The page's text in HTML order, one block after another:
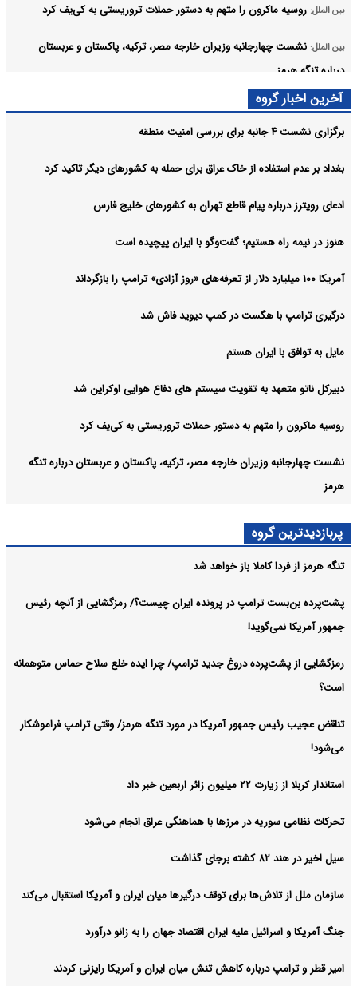
بین الملل: روسیه ماکرون را متهم به دستور حملات تروریستی به کی‌یف کرد
بین الملل: نشست چهارجانبه وزیران خارجه مصر، ترکیه، پاکستان و عربستان
درباره تنگه هرمز
آخرین اخبار گروه
برگزاری نشست ۴ جانبه برای بررسی امنیت منطقه
بغداد بر عدم استفاده از خاک عراق برای حمله به کشورهای دیگر تاکید کرد
ادعای رویترز درباره پیام قاطع تهران به کشورهای خلیج فارس
هنوز در نیمه راه هستیم؛ گفت‌وگو با ایران پیچیده است
آمریکا ۱۰۰ میلیارد دلار از تعرفه‌های «روز آزادی» ترامپ را بازگرداند
درگیری ترامپ با هگست در کمپ دیوید فاش شد
مایل به توافق با ایران هستم
دبیرکل ناتو متعهد به تقویت سیستم های دفاع هوایی اوکراین شد
روسیه ماکرون را متهم به دستور حملات تروریستی به کی‌یف کرد
نشست چهارجانبه وزیران خارجه مصر، ترکیه، پاکستان و عربستان درباره تنگه
هرمز
پربازدیدترین گروه
تنگه هرمز از فردا کاملا باز خواهد شد
پشت‌پرده بن‌بست ترامپ در پرونده ایران چیست؟/ رمزگشایی از آنچه رئیس
جمهور آمریکا نمی‌گوید!
رمزگشایی از پشت‌پرده دروغ جدید ترامپ/ چرا ایده خلع سلاح حماس متوهمانه
است؟
تناقض عجیب رئیس جمهور آمریکا در مورد تنگه هرمز/ وقتی ترامپ فراموشکار
می‌شود!
استاندار کربلا از زیارت ۲۲ میلیون زائر اربعین خبر داد
تحرکات نظامی سوریه در مرزها با هماهنگی عراق انجام می‌شود
سیل اخیر در هند ۸۲ کشته برجای گذاشت
سازمان ملل از تلاش‌ها برای توقف درگیرها میان ایران و آمریکا استقبال می‌کند
جنگ آمریکا و اسرائیل علیه ایران اقتصاد جهان را به زانو درآورد
امیر قطر و ترامپ درباره کاهش تنش میان ایران و آمریکا رایزنی کردند